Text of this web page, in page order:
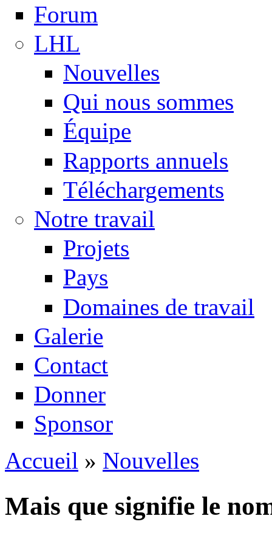
Forum
LHL
Nouvelles
Qui nous sommes
Équipe
Rapports annuels
Téléchargements
Notre travail
Projets
Pays
Domaines de travail
Galerie
Contact
Donner
Sponsor
Vous êtes ici
Accueil » Nouvelles
Mais que signifie le